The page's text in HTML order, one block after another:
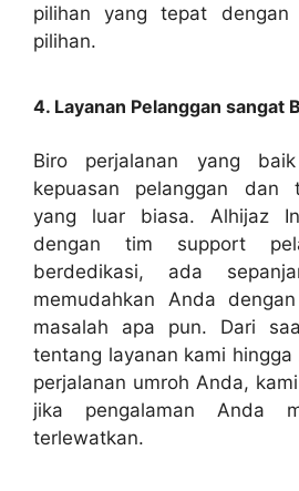
pilihan yang tepat
pilihan.
4. Layanan Pelanggan sangat
Biro perjalanan yang baik
kepuasan pelanggan dan
yang luar biasa. Alhijaz
dengan tim support
berdedikasi, ada
memudahkan Anda
masalah apa pun. Dari
tentang layanan kami
perjalanan umroh Anda,
jika pengalaman Anda
terlewatkan.